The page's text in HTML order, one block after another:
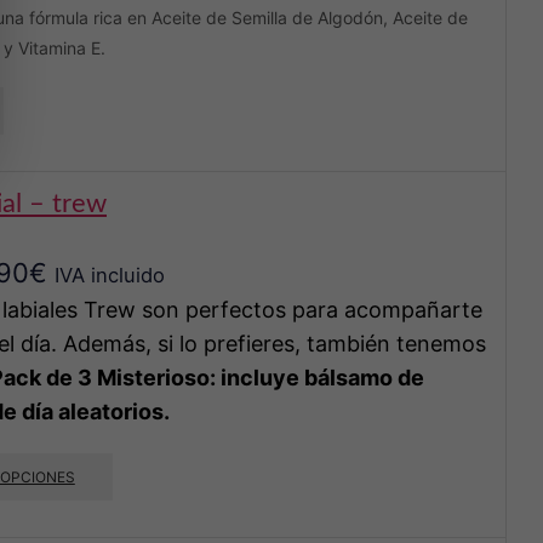
fórmula rica en Aceite de Semilla de Algodón, Aceite de
y Vitamina E.
– trew
€ IVA incluido
Trew son perfectos para acompañarte
día. Además, si lo prefieres, también tenemos
de 3 Misterioso: incluye bálsamo de
día aleatorios.